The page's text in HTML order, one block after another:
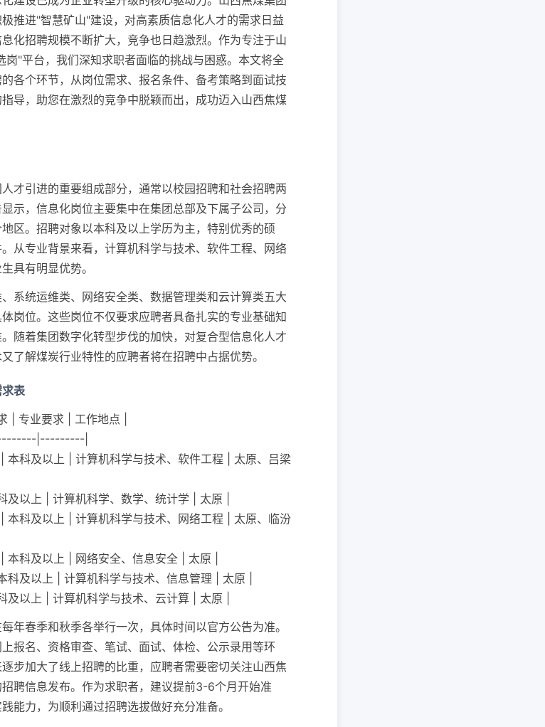
推进"智慧矿山"建设，对高素质信息化人才的需求日益
化招聘规模不断扩大，竞争也日趋激烈。作为专注于山
岗"平台，我们深知求职者面临的挑战与困惑。本文将全
各个环节，从岗位需求、报名条件、备考策略到面试技
导，助您在激烈的竞争中脱颖而出，成功迈入山西焦煤
才引进的重要组成部分，通常以校园招聘和社会招聘两
示，信息化岗位主要集中在集团总部及下属子公司，分
区。招聘对象以本科及以上学历为主，特别优秀的硕
从专业背景来看，计算机科学与技术、软件工程、网络
具有明显优势。
系统运维类、网络安全类、数据管理类和云计算类五大
岗位。这些岗位不仅要求应聘者具备扎实的专业基础知
随着集团数字化转型步伐的加快，对复合型信息化人才
了解煤炭行业特性的应聘者将在招聘中占据优势。
表
| 专业要求 | 工作地点 |
|---------|
本科及以上 | 计算机科学与技术、软件工程 | 太原、吕梁
及以上 | 计算机科学、数学、统计学 | 太原 |
本科及以上 | 计算机科学与技术、网络工程 | 太原、临汾
本科及以上 | 网络安全、信息安全 | 太原 |
科及以上 | 计算机科学与技术、信息管理 | 太原 |
及以上 | 计算机科学与技术、云计算 | 太原 |
年春季和秋季各举行一次，具体时间以官方公告为准。
报名、资格审查、笔试、面试、体检、公示录用等环
步加大了线上招聘的比重，应聘者需要密切关注山西焦
聘信息发布。作为求职者，建议提前3-6个月开始准
能力，为顺利通过招聘选拔做好充分准备。